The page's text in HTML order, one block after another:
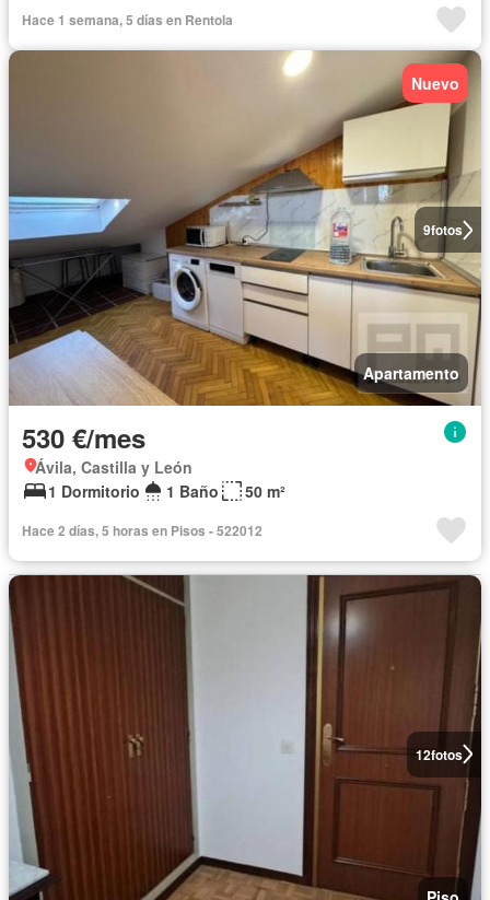
Hace 1 semana, 5 días en Rentola
9fotos
Nuevo
Apartamento
530 €/mes
Ávila, Castilla y León
1 Dormitorio
1 Baño 50 m²
Hace 2 días, 5 horas en Pisos - 522012
12fotos